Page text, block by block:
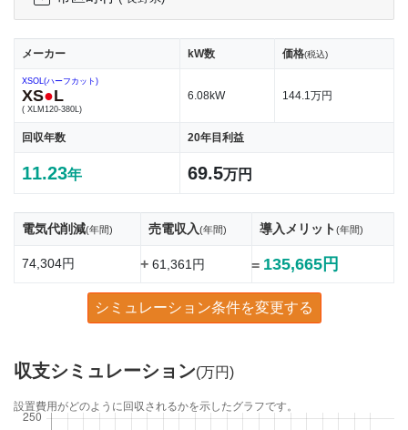
メーカー kW数 価格(税込)
XSOL(ハーフカット)
XS●L
( XLM120-380L)
6.08kW 144.1万円
回収年数 20年目利益
11.23年 69.5万円
電気代削減(年間) 売電収入(年間) 導入メリット(年間)
74,304円 +61,361円 = 135,665円
シミュレーション条件を変更する
収支シミュレーション(万円)
設置費用がどのように回収されるかを示したグラフです。